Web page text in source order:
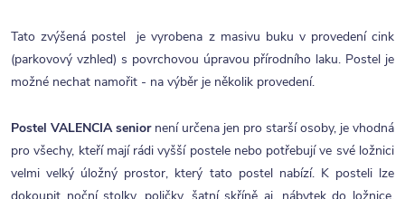
Tato zvýšená postel je vyrobena z masivu buku v provedení cink
(parkovový vzhled) s povrchovou úpravou přírodního laku. Postel je
možné nechat namořit - na výběr je několik provedení.
Postel VALENCIA senior není určena jen pro starší osoby, je vhodná
pro všechy, kteří mají rádi vyšší postele nebo potřebují ve své ložnici
velmi velký úložný prostor, který tato postel nabízí. K posteli lze